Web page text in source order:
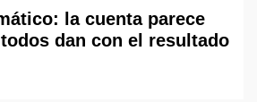
la cuenta parece
dan con el resultado